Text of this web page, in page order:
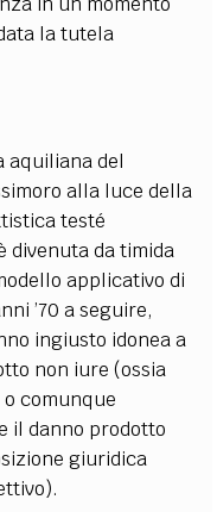
la tutela
aquiliana del
alla luce della
testé
divenuta da timida
applicativo di
’70 a seguire,
ingiusto idonea a
non iure (ossia
comunque
il danno prodotto
giuridica